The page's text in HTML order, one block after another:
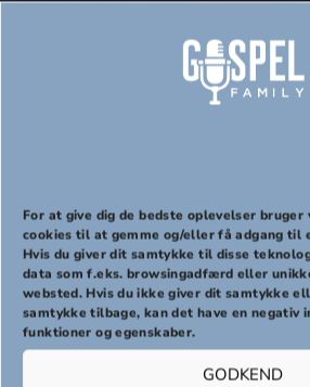
For at give dig de bedste oplevelser bruger
cookies til at gemme og/eller få adgang til
Hvis du giver dit samtykke til disse
data som f.eks. browsingadfærd eller
websted. Hvis du ikke giver dit samtykke
samtykke tilbage, kan det have en negativ
funktioner og egenskaber.
GODKEND
Velkommen til den største
PREVIOUS